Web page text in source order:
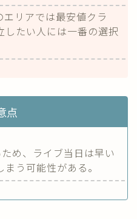
リアでは最安値クラ
したい人には一番の選択
点
め、ライブ当日は早い
う可能性がある。